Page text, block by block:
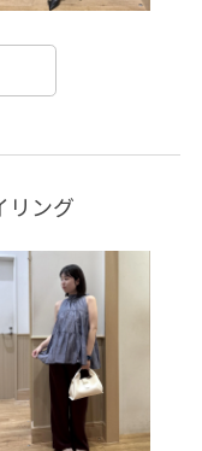
さらりとした
ジュアルすぎない
ムチェック
ゴム仕様
スッキリ
セット
デザインがポイント
ニット
リング